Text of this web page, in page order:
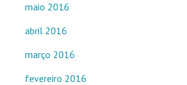
maio 2016
abril 2016
março 2016
fevereiro 2016